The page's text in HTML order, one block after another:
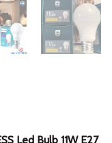
Led Bulb 11W E27